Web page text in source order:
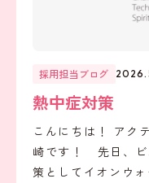
採用担当ブログ
熱中症対策
こんにちは！ アク
崎です！ 先日、ビ
策としてイオンウ